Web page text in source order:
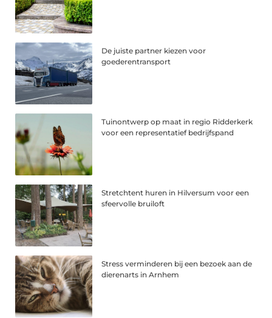
De juiste partner kiezen voor
goederentransport
Tuinontwerp op maat in regio Ridderkerk
voor een representatief bedrijfspand
Stretchtent huren in Hilversum voor een
sfeervolle bruiloft
Stress verminderen bij een bezoek aan de
dierenarts in Arnhem